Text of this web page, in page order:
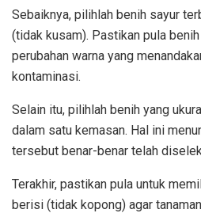
Sebaiknya, pilihlah benih sayur
(tidak kusam). Pastikan pula
perubahan warna yang
kontaminasi.
Selain itu, pilihlah benih yang
dalam satu kemasan. Hal ini
tersebut benar-benar telah
Terakhir, pastikan pula untuk
berisi (tidak kopong) agar